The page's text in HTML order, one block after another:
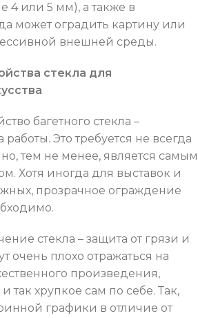
4 или 5 мм), а также в
может оградить картину или
внешней среды.
стекла для
багетного стекла –
Это требуется не всегда
тем не менее, является самым
Хотя иногда для выставок и
прозрачное ограждение
стекла – защита от грязи и
очень плохо отражаться на
произведения,
так хрупкое сам по себе. Так,
графики в отличие от